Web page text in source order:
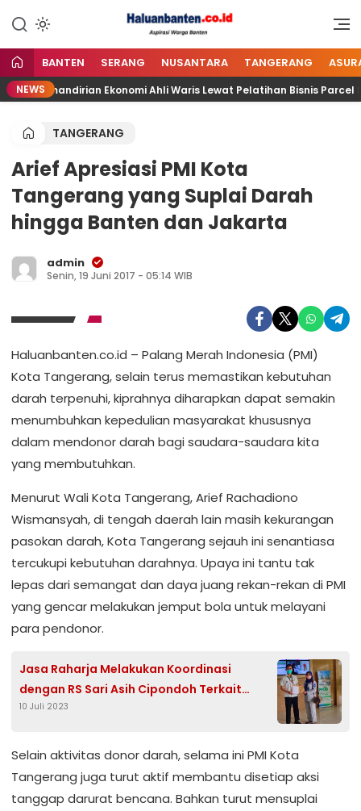
konten
Haluan Banten
Aspirasi Warga Banten
BANTEN SERANG NUSANTARA TANGERANG
NEWS
Kemandirian Ekonomi Ahli Waris Lewat Pelatihan Bisnis Parcel
TANGERANG
Arief Apresiasi PMI Kota
Tangerang yang Suplai Darah
hingga Banten dan Jakarta
admin
Senin, 19 Juni 2017 - 05:14 WIB
Haluanbanten.co.id – Palang Merah Indonesia (PMI)
Kota Tangerang, selain terus memastikan kebutuhan
darah terpenuhi, kiprahnya diharapkan dapat semakin
menumbuhkan kepedulian masyarakat khususnya
dalam mendonor darah bagi saudara-saudara kita
yang membutuhkan.
Menurut Wali Kota Tangerang, Arief Rachadiono
Wismansyah, di tengah daerah lain masih kekurangan
pasokan darah, Kota Tangerang sejauh ini senantiasa
tercukupi kebutuhan darahnya. Upaya ini tantu tak
lepas dari semangat dan daya juang rekan-rekan di PMI
yang gencar melakukan jemput bola untuk melayani
para pendonor.
Jasa Raharja Melakukan Koordinasi
dengan RS Sari Asih Cipondoh Terkait
Jaminan Untuk Pasien Kecelakaan Lalu
10 Juli 2023
Selain aktivitas donor darah, selama ini PMI Kota
Tangerang juga turut aktif membantu disetiap aksi
tanggap darurat bencana. Bahkan turut mensuplai